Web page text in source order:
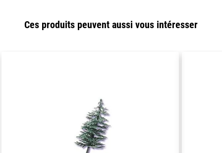
Ces produits peuvent aussi vous intéresser